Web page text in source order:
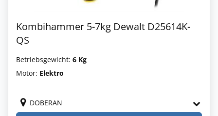
Kombihammer 5-7kg Dewalt D25614K-
QS
Betriebsgewicht: 6 Kg
Motor: Elektro
DOBERAN